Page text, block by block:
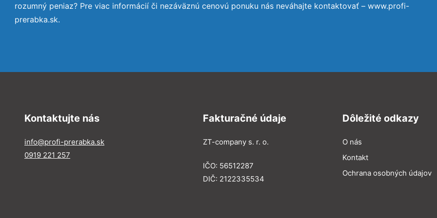
rozumný peniaz? Pre viac informácií či nezáväznú cenovú ponuku nás neváhajte kontaktovať – www.profi-
prerabka.sk.
Kontaktujte nás
info@profi-prerabka.sk
0919 221 257
Fakturačné údaje
ZT-company s. r. o.
IČO: 56512287
DIČ: 2122335534
Dôležité odkazy
O nás
Kontakt
Ochrana osobných údajov